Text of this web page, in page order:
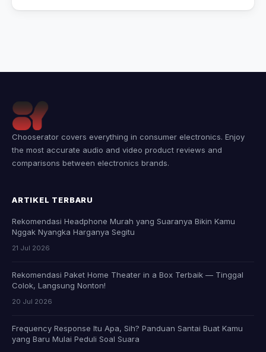
Chooserator covers everything in consumer electronics. Enjoy
the most accurate audio and video product reviews and
comparisons between electronics brands.
ARTIKEL TERBARU
Rekomendasi Headphone Murah yang Suaranya Bikin Kamu
Nggak Nyangka Harganya Segitu
21 Jul 2026
Rekomendasi Paket Home Theater in a Box Terbaik — Tinggal
Colok, Langsung Nonton!
20 Jul 2026
Frequency Response Itu Apa, Sih? Panduan Santai Buat Kamu
yang Baru Mulai Peduli Soal Suara